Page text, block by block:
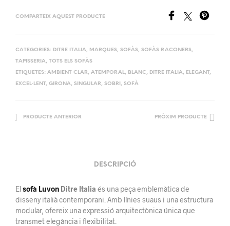
COMPARTEIX AQUEST PRODUCTE
CATEGORIES: DITRE ITALIA, MARQUES, SOFÀS, SOFÀS RACONERS,
TAPISSERIA, TOTS ELS SOFÀS
ETIQUETES: AMBIENT CLAR, ATEMPORAL, BLANC, DITRE ITALIA, ELEGANT,
EXCEL·LENT, GIRONA, SINGULAR, SOBRI , SOFÀ
PRODUCTE ANTERIOR PRÒXIM PRODUCTE
DESCRIPCIÓ
Elsofà Luvon Ditre Italia és una peça emblemàtica de
disseny italià contemporani. Amb línies suaus i una estructura
modular, ofereix una expressió arquitectònica única que
transmet elegància i flexibilitat.